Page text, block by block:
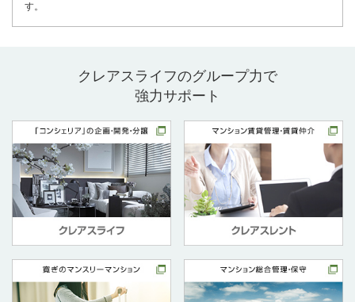
す。
クレアスライフのグループ力で
強力サポート